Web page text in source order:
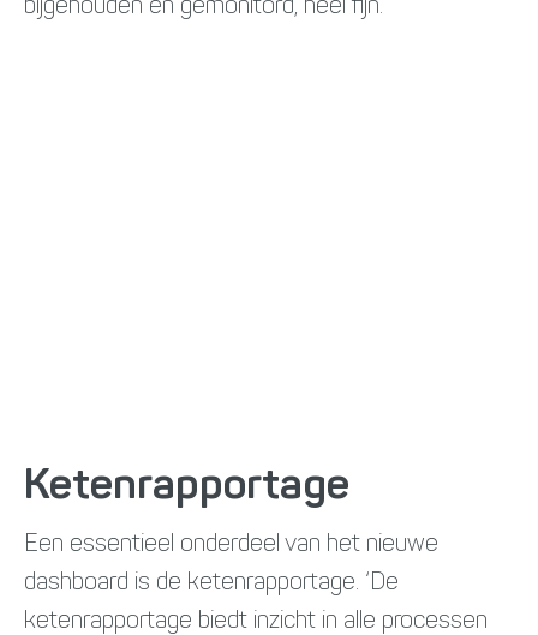
bijgehouden en gemonitord, heel fijn.’
Ketenrapportage
Een essentieel onderdeel van het nieuwe
dashboard is de ketenrapportage. ‘De
ketenrapportage biedt inzicht in alle processen